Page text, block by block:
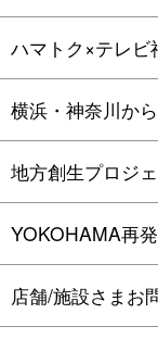
ハマトク×テレビ
横浜・神奈川か
地方創生プロジ
YOKOHAMA再
店舗/施設さまお